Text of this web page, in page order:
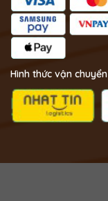
Hình thức vận chuyển